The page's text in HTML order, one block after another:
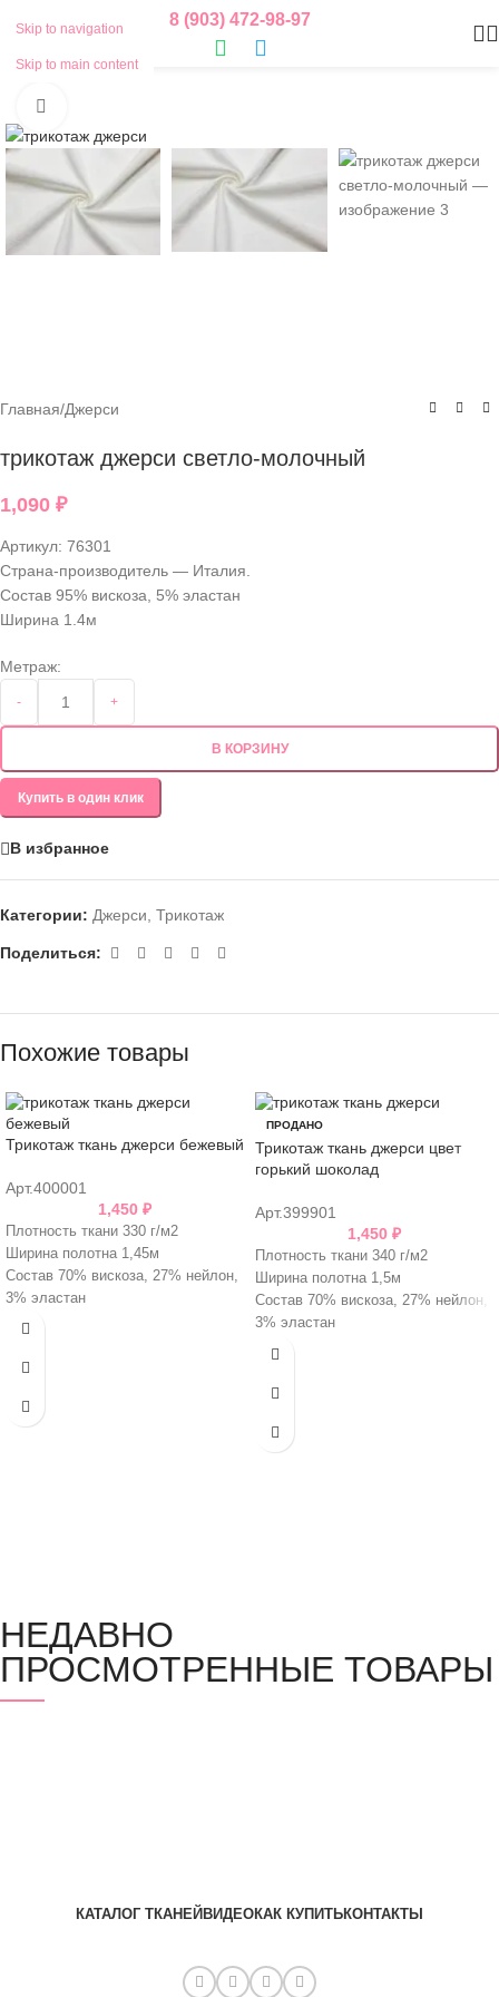
Skip to navigation
Skip to main content
8 (903) 472-98-97
Главная/Джерси
трикотаж джерси светло-молочный
1,090 ₽
Артикул: 76301
Страна-производитель — Италия.
Состав 95% вискоза, 5% эластан
Ширина 1.4м
Метраж:
- +
В КОРЗИНУ
Купить в один клик
В избранное
Категории: Джерси Трикотаж
Поделиться:
Похожие товары
Трикотаж ткань джерси бежевый
Арт.400001
1,450 ₽
Плотность ткани 330 г/м2
Ширина полотна 1,45м
Состав 70% вискоза, 27% нейлон,
3% эластан
ПРОДАНО
Трикотаж ткань джерси цвет
горький шоколад
Арт.399901
1,450 ₽
Плотность ткани 340 г/м2
Ширина полотна 1,5м
Состав 70% вискоза, 27% нейлон,
3% эластан
НЕДАВНО
ПРОСМОТРЕННЫЕ ТОВАРЫ
КАТАЛОГ ТКАНЕЙВИДЕОКАК КУПИТЬКОНТАКТЫ